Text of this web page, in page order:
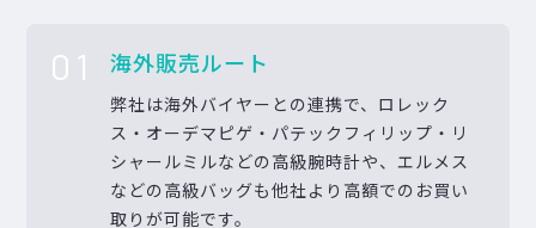
01 海外販売ルート
弊社は海外バイヤーとの連携で、ロレック
ス・オーデマピゲ・パテックフィリップ・リ
シャールミルなどの高級腕時計や、エルメス
などの高級バッグも他社より高額でのお買い
取りが可能です。